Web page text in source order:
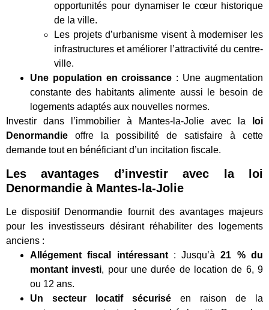
opportunités pour dynamiser le cœur historique
de la ville.
Les projets d’urbanisme visent à moderniser les
infrastructures et améliorer l’attractivité du centre-
ville.
Une population en croissance : Une augmentation
constante des habitants alimente aussi le besoin de
logements adaptés aux nouvelles normes.
Investir dans l’immobilier à Mantes-la-Jolie avec la
loi
Denormandie offre la possibilité de satisfaire à cette
demande tout en bénéficiant d’un incitation fiscale.
Les avantages d’investir avec la loi
Denormandie à Mantes-la-Jolie
Le dispositif Denormandie fournit des avantages majeurs
pour les investisseurs désirant réhabiliter des logements
anciens :
Allégement fiscal intéressant: Jusqu’à21 % du
montant investi, pour une durée de location de 6, 9
ou 12 ans.
Un secteur locatif sécurisé en raison de la